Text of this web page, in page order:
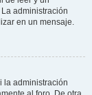
administración
en un mensaje.
la administración